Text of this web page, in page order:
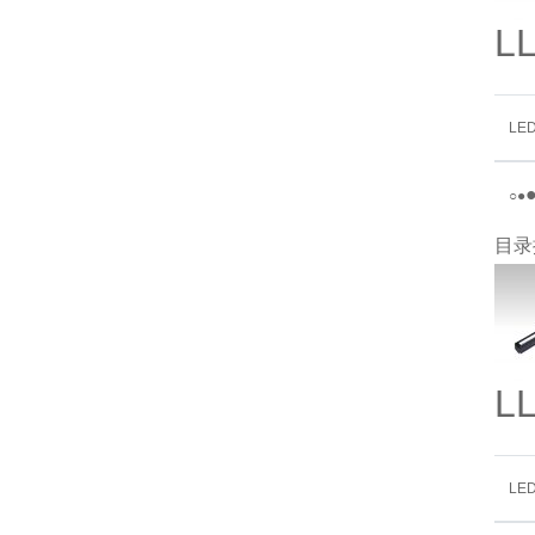
○●
目